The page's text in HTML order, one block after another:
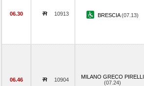
06.30 10913 BRESCIA(07.13)
06.46 10904
MILANO GRECO PIRELLI
(07.24)